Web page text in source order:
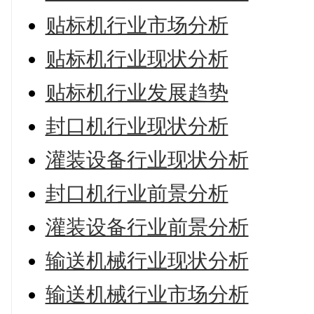
贴标机行业市场分析
贴标机行业现状分析
贴标机行业发展趋势
封口机行业现状分析
灌装设备行业现状分析
封口机行业前景分析
灌装设备行业前景分析
输送机械行业现状分析
输送机械行业市场分析